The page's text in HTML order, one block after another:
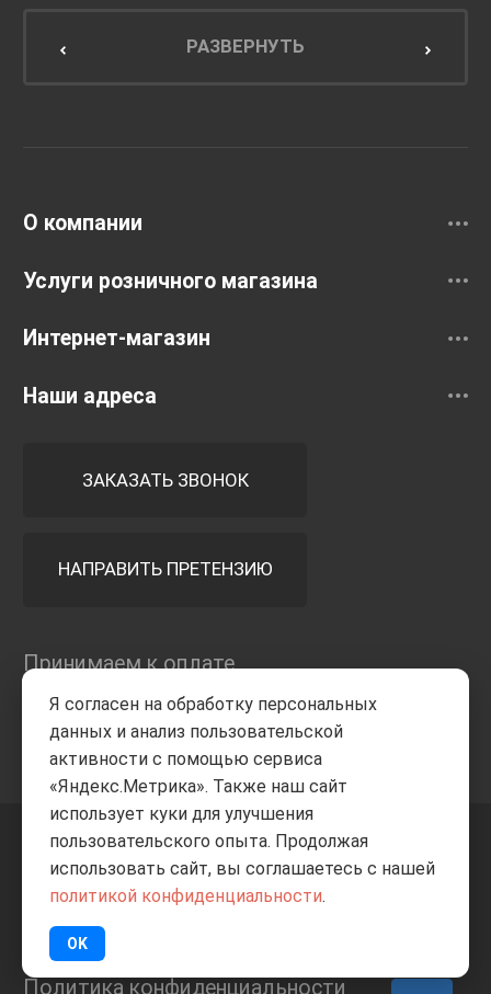
Мебель для кухниРАЗВЕРНУТЬ
О компании
Услуги розничного магазина
Интернет-магазин
Наши адреса
ЗАКАЗАТЬ ЗВОНОК
НАПРАВИТЬ ПРЕТЕНЗИЮ
Принимаем к оплате
+7 8332205-805 ВВЕРХ
ИП Баранов А.С. 2026
Политика конфиденциальности
Я согласен на обработку персональных
данных и анализ пользовательской
активности с помощью сервиса
«Яндекс.Метрика». Также наш сайт
использует куки для улучшения
пользовательского опыта. Продолжая
использовать сайт, вы соглашаетесь с нашей
политикой конфиденциальности.
OK